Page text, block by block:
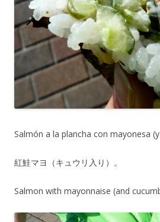
Salmón a la plancha con mayonesa
紅鮭マヨ（キュウリ入り）。
Salmon with mayonnaise (and